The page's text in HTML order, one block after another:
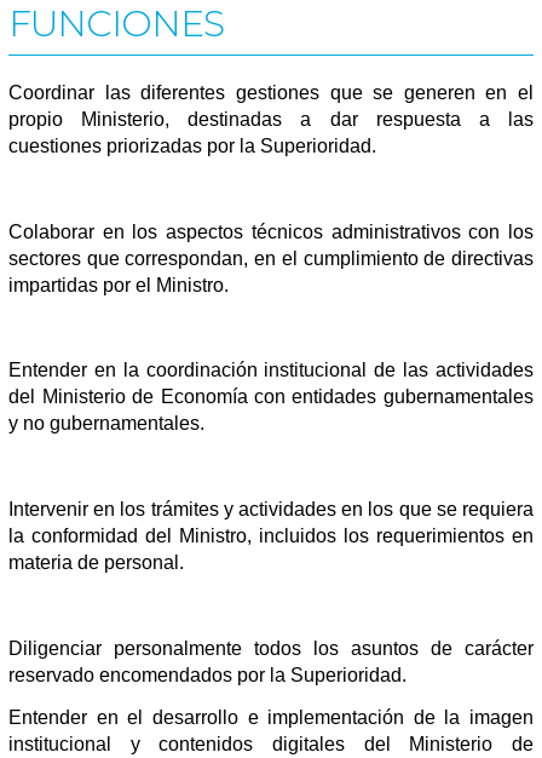
FUNCIONES
Coordinar las diferentes gestiones que se generen en el
propio Ministerio, destinadas a dar respuesta a las
cuestiones priorizadas por la Superioridad.
Colaborar en los aspectos técnicos administrativos con los
sectores que correspondan, en el cumplimiento de directivas
impartidas por el Ministro.
Entender en la coordinación institucional de las actividades
del Ministerio de Economía con entidades gubernamentales
y no gubernamentales.
Intervenir en los trámites y actividades en los que se requiera
la conformidad del Ministro, incluidos los requerimientos en
materia de personal.
Diligenciar personalmente todos los asuntos de carácter
reservado encomendados por la Superioridad.
Entender en el desarrollo e implementación de la imagen
institucional y contenidos digitales del Ministerio de